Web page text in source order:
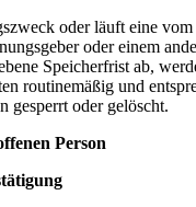
oder läuft eine vom
oder einem
Speicherfrist ab,
routinemäßig und
gesperrt oder gelöscht.
Person